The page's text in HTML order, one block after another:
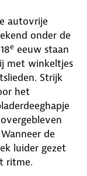
autovrije
onder de
e eeuw staan
met winkeltjes
Strijk
het
de
luider gezet
ritme.